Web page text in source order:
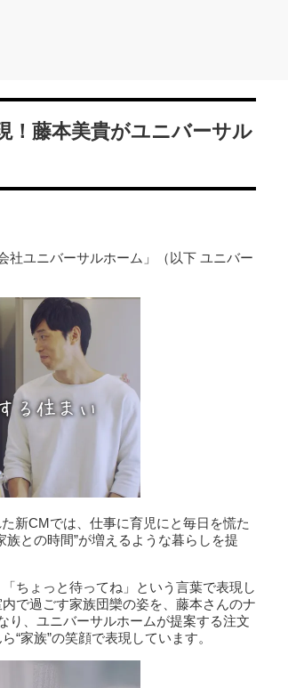
！藤本美貴がユニバーサル
社ユニバーサルホーム」（以下 ユニバー
新CMでは、仕事に育児にと毎日を慌た
との時間”が増えるような暮らしを提
ちょっと待ってね」という言葉で表現し
で過ごす家族団欒の姿を、藤本さんのナ
り、ユニバーサルホームが提案する注文
“家族”の笑顔で表現しています。